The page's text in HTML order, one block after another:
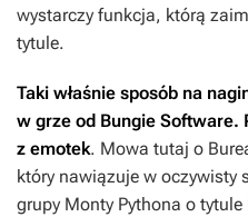
wystarczy funkcja, którą
tytule.
Taki właśnie sposób na
w grze od Bungie Software.
z emotek. Mowa tutaj o
który nawiązuje w oczywisty
grupy Monty Pythona o tytule